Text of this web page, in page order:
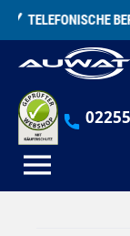
springen